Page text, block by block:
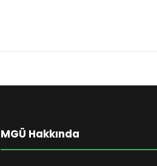
MGÜ Hakkında